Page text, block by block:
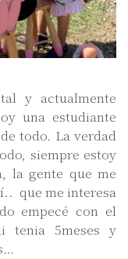
y actualmente
una estudiante
todo. La verdad
siempre estoy
la gente que me
que me interesa
empecé con el
tenia 5meses y